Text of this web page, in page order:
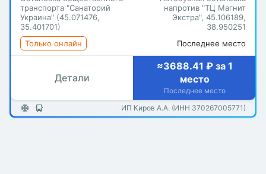
транспорта "Санаторий
Украина" (45.071476,
35.401701)
напротив "ТЦ Магнит
Экстра", 45.106189,
38.950251
Только онлайн
Последнее место
Детали
≈3688.41 ₽ за 1
место
Последнее место
ИП Киров А.А. (ИНН 370267005771)